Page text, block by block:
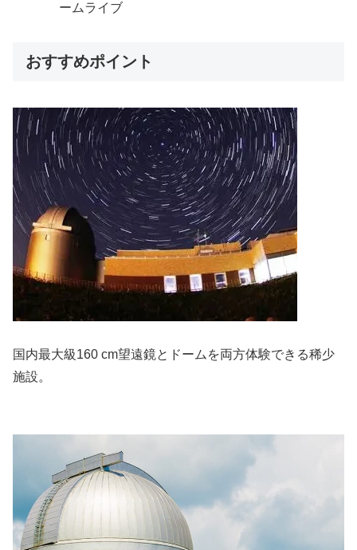
ームライブ
おすすめポイント
国内最大級160 cm望遠鏡とドームを両方体験できる稀少
施設。